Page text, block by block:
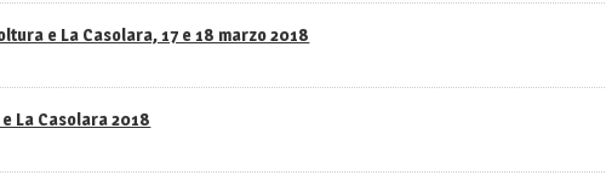
e La Casolara, 17 e 18 marzo 2018
La Casolara 2018